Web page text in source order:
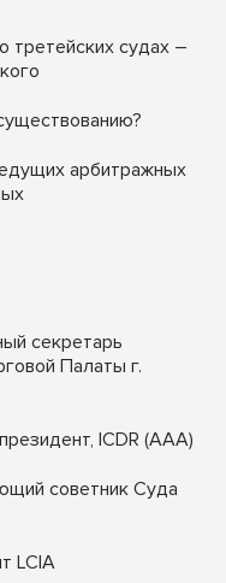
третейских судах –
арбитражных
секретарь
Палаты г.
ICDR (AAA)
советник Суда
LCIA